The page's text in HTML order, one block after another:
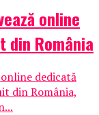
online
din România
dedicată
din România,